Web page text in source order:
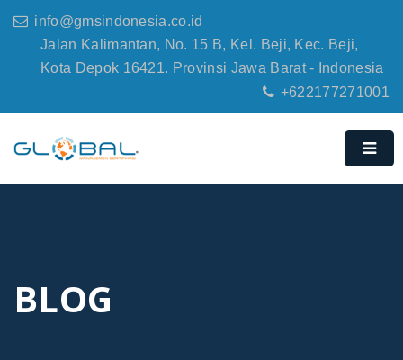
info@gmsindonesia.co.id
Jalan Kalimantan, No. 15 B, Kel. Beji, Kec. Beji,
Kota Depok 16421. Provinsi Jawa Barat - Indonesia
+622177271001
BLOG